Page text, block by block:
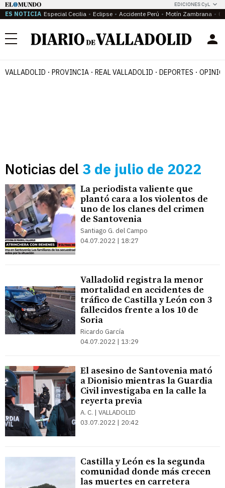
EDICIONES CyL
ES NOTICIA Especial Cecilia Eclipse Accidente Perú Motín Zambrana
Menú
VALLADOLID PROVINCIA REAL VALLADOLID DEPORTES
Noticias del 3 de julio de 2022
La periodista valiente que
plantó cara a los violentos de
uno de los clanes del crimen
de Santovenia
Santiago G. del Campo
04.07.2022 | 18:27
Valladolid registra la menor
mortalidad en accidentes de
tráfico de Castilla y León con 3
fallecidos frente a los 10 de
Soria
Ricardo García
04.07.2022 | 13:29
El asesino de Santovenia mató
a Dionisio mientras la Guardia
Civil investigaba en la calle la
reyerta previa
A. C. | VALLADOLID
03.07.2022 | 20:42
Castilla y León es la segunda
comunidad donde más crecen
las muertes en carretera